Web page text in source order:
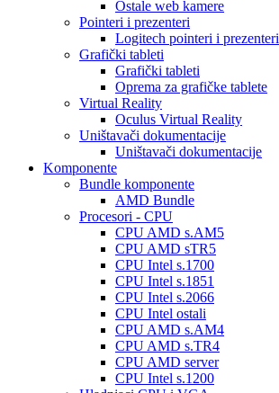
Ostale web kamere
Pointeri i prezenteri
Logitech pointeri i prezenteri
Grafički tableti
Grafički tableti
Oprema za grafičke tablete
Virtual Reality
Oculus Virtual Reality
Uništavači dokumentacije
Uništavači dokumentacije
Komponente
Bundle komponente
AMD Bundle
Procesori - CPU
CPU AMD s.AM5
CPU AMD sTR5
CPU Intel s.1700
CPU Intel s.1851
CPU Intel s.2066
CPU Intel ostali
CPU AMD s.AM4
CPU AMD s.TR4
CPU AMD server
CPU Intel s.1200